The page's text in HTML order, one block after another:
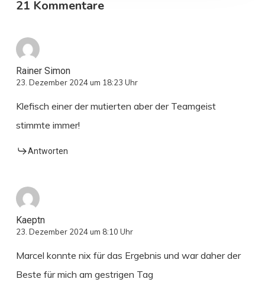
21 Kommentare
Rainer Simon
23. Dezember 2024 um 18:23 Uhr
Klefisch einer der mutierten aber der Teamgeist
stimmte immer!
Antworten
Kaeptn
23. Dezember 2024 um 8:10 Uhr
Marcel konnte nix für das Ergebnis und war daher der
Beste für mich am gestrigen Tag